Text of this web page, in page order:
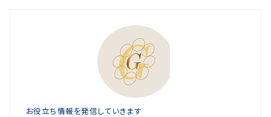
お役立ち情報を発信していきます